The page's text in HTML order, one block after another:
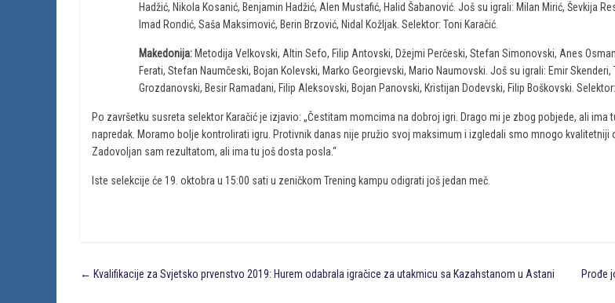
Hadžić, Nikola Kosanić, Benjamin Hadžić, Alen Mustafić, Halid Šabanović. Još su igrali: Milan Mirić, Ševkija
Imad Rondić, Saša Maksimović, Berin Brzović, Nidal Kožljak. Selektor: Toni Karačić.
Makedonija: Metodija Velkovski, Altin Sefo, Filip Antovski, Džejmi Perčeski, Stefan Simonovski, Anes
Ferati, Stefan Naumčeski, Bojan Kolevski, Marko Georgievski, Mario Naumovski. Još su igrali: Emir Skenderi,
Grozdanovski, Besir Ramadani, Filip Aleksovski, Bojan Panovski, Kristijan Dodevski, Filip Boškovski.
Po završetku susreta selektor Karačić je izjavio: „Čestitam momcima na dobroj igri. Drago mi je zbog pobjede, ali ima
napredak. Moramo bolje kontrolirati igru. Protivnik danas nije pružio svoj maksimum i izgledali smo mnogo kvalitetniji
Zadovoljan sam rezultatom, ali ima tu još dosta posla.“
Iste selekcije će 19. oktobra u 15:00 sati u zeničkom Trening kampu odigrati još jedan meč.
← Kvalifikacije za Svjetsko prvenstvo 2019: Hurem odabrala igračice za utakmicu sa Kazahstanom u Astani Prođe